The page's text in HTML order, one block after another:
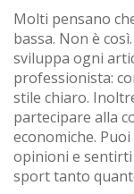
Molti pensano
bassa. Non è
sviluppa ogni
professionista:
stile chiaro.
partecipare alla
economiche.
opinioni e sentirti
sport tanto